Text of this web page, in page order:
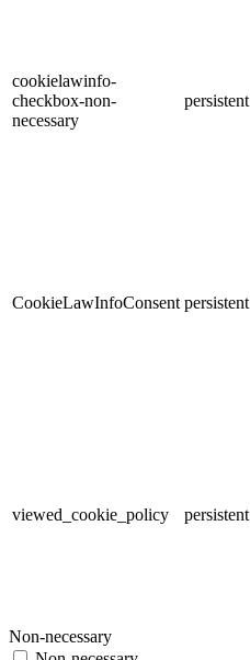
cookielawinfo-
checkbox-non-
necessary
persistent
CookieLawInfoConsent persistent
viewed_cookie_policy persistent
Non-necessary